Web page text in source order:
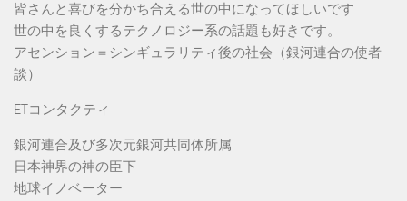
皆さんと喜びを分かち合える世の中になってほしいです
世の中を良くするテクノロジー系の話題も好きです。
アセンション＝シンギュラリティ後の社会（銀河連合の使者
談）
ETコンタクティ
銀河連合及び多次元銀河共同体所属
日本神界の神の臣下
地球イノベーター